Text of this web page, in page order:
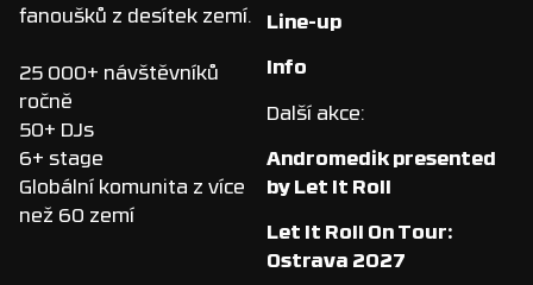
fanoušků z desítek zemí.
25 000+ návštěvníků
ročně
50+ DJs
6+ stage
Globální komunita z více
než 60 zemí
Line-up
Info
Další akce:
Andromedik presented
by Let It Roll
Let It Roll On Tour:
Ostrava 2027